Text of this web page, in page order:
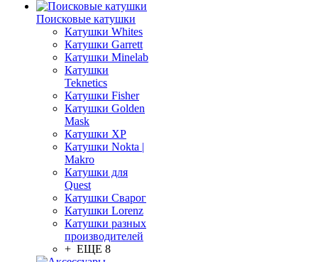
Поисковые катушки
Катушки Whites
Катушки Garrett
Катушки Minelab
Катушки
Teknetics
Катушки Fisher
Катушки Golden
Mask
Катушки XP
Катушки Nokta |
Makro
Катушки для
Quest
Катушки Сварог
Катушки Lorenz
Катушки разных
производителей
+ ЕЩЕ 8